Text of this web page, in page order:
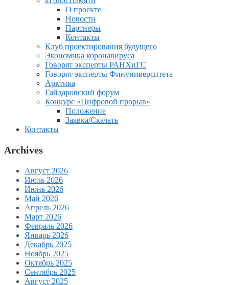
О проекте
Новости
Партнеры
Контакты
Клуб проектирования будущего
Экономика коронавируса
Говорят эксперты РАНХиГС
Говорят эксперты Финуниверситета
Арктика
Гайдаровский форум
Конкурс «Цифровой прорыв»
Положение
Заявка/Скачать
Контакты
Archives
Август 2026
Июль 2026
Июнь 2026
Май 2026
Апрель 2026
Март 2026
Февраль 2026
Январь 2026
Декабрь 2025
Ноябрь 2025
Октябрь 2025
Сентябрь 2025
Август 2025